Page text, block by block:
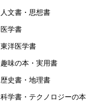
人文書・思想書
医学書
東洋医学書
趣味の本・実用書
歴史書・地理書
科学書・テクノロジーの本